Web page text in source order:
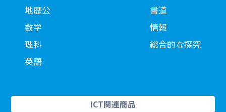
地歴公
数学
理科
英語
書道
情報
総合的な探究
ICT関連商品